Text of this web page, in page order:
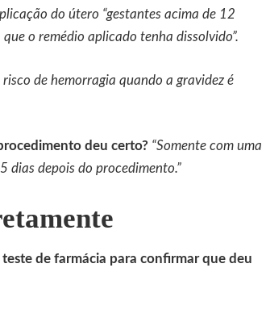
do útero “gestantes acima de 12
o remédio aplicado tenha dissolvido”.
risco de hemorragia quando a gravidez é
deu certo? “Somente com uma
dias depois do procedimento.”
de farmácia para confirmar que deu